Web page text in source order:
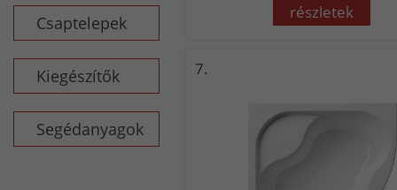
Csaptelepek
Kiegészítők
Segédanyagok
részletek
7.